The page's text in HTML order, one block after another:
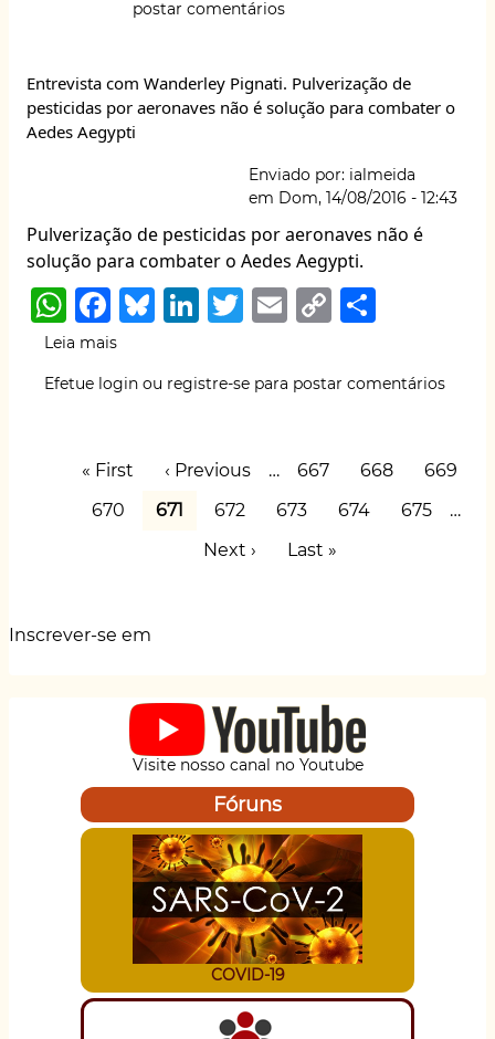
p o
k
y
n
k
e
a
trabalhador
após
trabalho
postar comentários
Entrevista com Wanderley Pignati. Pulverização de
pesticidas por aeronaves não é solução para combater o
Aedes Aegypti
Enviado por: ialmeida
em Dom, 14/08/2016 - 12:43
Pulverização de pesticidas por aeronaves não é
solução para combater o Aedes Aegypti.
W
h
at
p
F
a
c
o
o
B
lu
e
y
Li
n
k
n
T
w
it
E
m
ai
C
o
p
k
ar
Leia mais
com
Pulverização
de
pesticidas
para
Aedes
Aegypti
Efetue login ou registre-se para postar comentários
Primeira
« First
Página
anterior
‹ Previous … Page
667 Page
668 Page
669
Page
670
Página
671 Page
672 Page
673 Page
674 Page
675
…
Próxima
Next ›
Última
Last »
Inscrever-se em
Visite nosso canal no Youtube
Fóruns
COVID-19